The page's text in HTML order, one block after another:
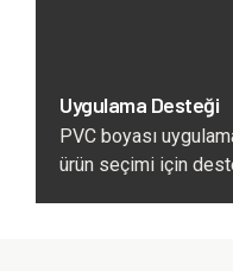
Uygulama Desteği
PVC boyası
ürün seçimi için